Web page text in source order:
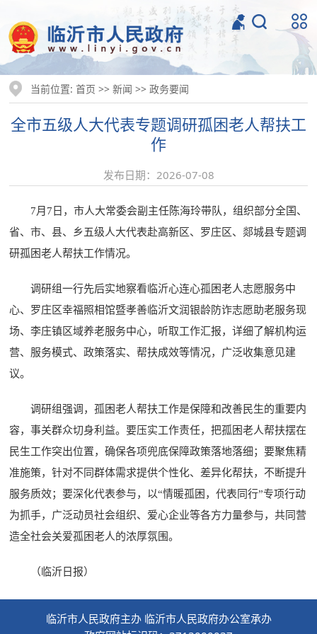
当前位置:首页 >>新闻 >>政务要闻
全市五级人大代表专题调研孤困老人帮扶工
作
发布日期：2026-07-08
7月7日，市人大常委会副主任陈海玲带队，组织部分全国、
省、市、县、乡五级人大代表赴高新区、罗庄区、郯城县专题调
研孤困老人帮扶工作情况。
调研组一行先后实地察看临沂心连心孤困老人志愿服务中
心、罗庄区幸福照相馆暨孝善临沂文润银龄防诈志愿助老服务现
场、李庄镇区域养老服务中心，听取工作汇报，详细了解机构运
营、服务模式、政策落实、帮扶成效等情况，广泛收集意见建
议。
调研组强调，孤困老人帮扶工作是保障和改善民生的重要内
容，事关群众切身利益。要压实工作责任，把孤困老人帮扶摆在
民生工作突出位置，确保各项兜底保障政策落地落细；要聚焦精
准施策，针对不同群体需求提供个性化、差异化帮扶，不断提升
服务质效；要深化代表参与，以“情暖孤困，代表同行”专项行动
为抓手，广泛动员社会组织、爱心企业等各方力量参与，共同营
造全社会关爱孤困老人的浓厚氛围。
（临沂日报）
临沂市人民政府主办 临沂市人民政府办公室承办